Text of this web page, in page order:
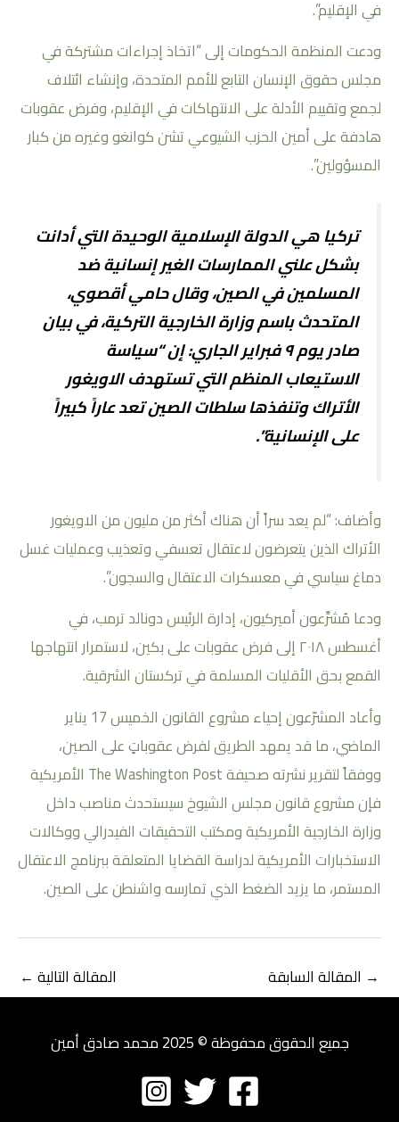
في الإقليم”.
ودعت المنظمة الحكومات إلى “اتخاذ إجراءات مشتركة في
مجلس حقوق الإنسان التابع للأمم المتحدة، وإنشاء ائتلاف
لجمع وتقييم الأدلة على الانتهاكات في الإقليم، وفرض عقوبات
هادفة على أمين الحزب الشيوعي تشن كوانغو وغيره من كبار
المسؤولين”.
تركيا هي الدولة الإسلامية الوحيدة التي أدانت
بشكل علني الممارسات الغير إنسانية ضد
المسلمين في الصين، وقال حامي أقصوي،
المتحدث باسم وزارة الخارجية التركية، في بيان
صادر يوم ٩ فبراير الجاري: إن “سياسة
الاستيعاب المنظم التي تستهدف الاويغور
الأتراك وتنفذها سلطات الصين تعد عاراً كبيراً
على الإنسانية”.
وأضاف: “لم يعد سراً أن هناك أكثر من مليون من الاويغور
الأتراك الذين يتعرضون لاعتقال تعسفي وتعذيب وعمليات غسل
دماغ سياسي في معسكرات الاعتقال والسجون”.
ودعا مُشرِّعون أميركيون، إدارة الرئيس دونالد ترمب، في
أغسطس ٢٠١٨ إلى فرض عقوبات على بكين، لاستمرار انتهاجها
القمع بحق الأقليات المسلمة في تركستان الشرقية.
وأعاد المشرّعون إحياء مشروع القانون الخميس 17 يناير
الماضي، ما قد يمهد الطريق لفرض عقوباتٍ على الصين،
ووفقاً لتقرير نشرته صحيفة The Washington Post الأمريكية
فإن مشروع قانون مجلس الشيوخ سيستحدث مناصب داخل
وزارة الخارجية الأمريكية ومكتب التحقيقات الفيدرالي ووكالات
الاستخبارات الأمريكية لدراسة القضايا المتعلقة ببرنامج الاعتقال
المستمر، ما يزيد الضغط الذي تمارسه واشنطن على الصين.
→ المقالة السابقة المقالة التالية ←
جميع الحقوق محفوظة © 2025 محمد صادق أمين